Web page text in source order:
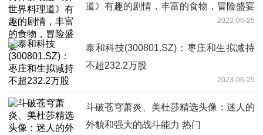
道》有趣的剧情，丰富的食物，冒险盛宴
2023-06-25
泰和科技(300801.SZ)：枣庄和生拟减持
不超232.2万股
2023-06-25
斗破苍穹萧炎、美杜莎精选头像：迷人的
外貌和强大的战斗能力 热门